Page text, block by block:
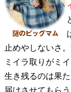
止めやしないさ
ミイラ取りがミ
生き残るのは果